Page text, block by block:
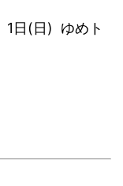
(日) ゆめト